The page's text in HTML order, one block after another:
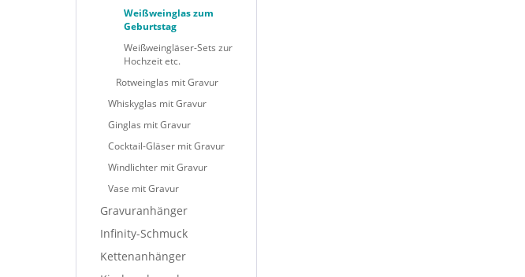
Weißweinglas zum
Geburtstag
Weißweingläser-Sets zur
Hochzeit etc.
Rotweinglas mit Gravur
Whiskyglas mit Gravur
Ginglas mit Gravur
Cocktail-Gläser mit Gravur
Windlichter mit Gravur
Vase mit Gravur
Gravuranhänger
Infinity-Schmuck
Kettenanhänger